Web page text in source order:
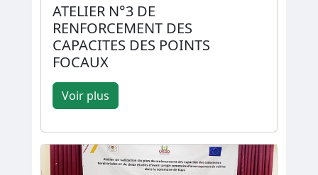
ATELIER N°3 DE
RENFORCEMENT DES
CAPACITES DES POINTS
FOCAUX
Voir plus